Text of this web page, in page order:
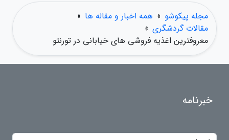
مجله پیکوشو » همه اخبار و مقاله ها »
مقالات گردشگری »
معروفترین اغذیه فروشی های خیابانی در تورنتو
خبرنامه